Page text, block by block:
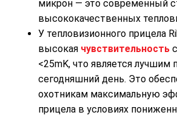
микрон — это современный
высококачественных
У тепловизионного прицела
высокая чувствительность
<25mK, что является лучшим
сегодняшний день. Это
охотникам максимальную
прицела в условиях